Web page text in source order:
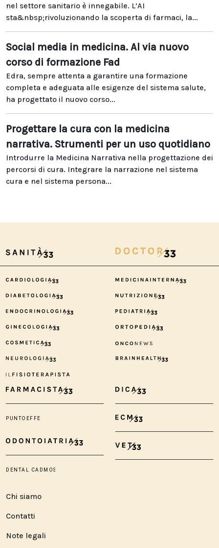
nel settore sanitario è innegabile. L’AI
sta&nbsp;rivoluzionando la scoperta di farmaci, la...
Social media in medicina. Al via nuovo
corso di formazione Fad
Edra, sempre attenta a garantire una formazione
completa e adeguata alle esigenze del sistema salute,
ha progettato il nuovo corso...
Progettare la cura con la medicina
narrativa. Strumenti per un uso quotidiano
Introdurre la Medicina Narrativa nella progettazione dei
percorsi di cura. Integrare la narrazione nel sistema
cura e nel sistema persona...
Chi siamo
Contatti
Note legali